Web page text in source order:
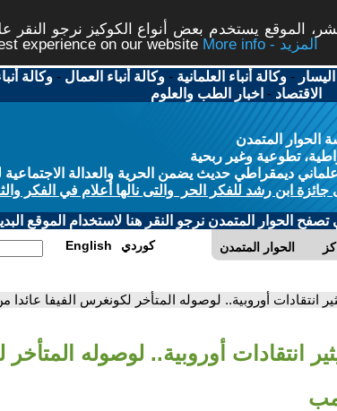
الموقع يستخدم بعض أنواع الكوكيز نرجو
experience on our website
More info - المزيد
-وكالة أنباء العلمانية -وكالة أنباء العمال -وكالة
الاقتصاد - اخبار الطب والعلوم
الحوار المتمدن
تطوعية وغير ربحية
ديمقراطي حديث يضمن الحرية والعدالة الاجتماعية
ابن رشد للفكر الحر والتى نالها أعلام في الفكر
الحوار المتمدن نرجو النقر هنا لاستخدام الموقع
الحوار المتمدن English كوردي
انتقادات أوروبية.. لوصوله المتأخر لكونغرس الفيفا
انتقادات أوروبية.. لوصوله